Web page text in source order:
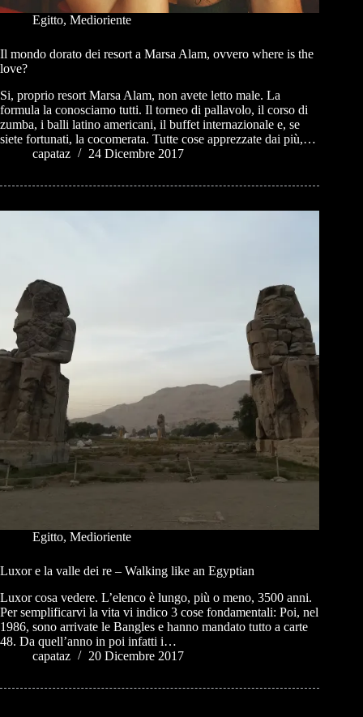
Egitto, Medioriente
Il mondo dorato dei resort a Marsa Alam, ovvero where is the
love?
Si, proprio resort Marsa Alam, non avete letto male. La
formula la conosciamo tutti. Il torneo di pallavolo, il corso di
zumba, i balli latino americani, il buffet internazionale e, se
siete fortunati, la cocomerata. Tutte cose apprezzate dai più,…
capataz
24 Dicembre 2017
Egitto, Medioriente
Luxor e la valle dei re – Walking like an Egyptian
Luxor cosa vedere. L’elenco è lungo, più o meno, 3500 anni.
Per semplificarvi la vita vi indico 3 cose fondamentali: Poi, nel
1986, sono arrivate le Bangles e hanno mandato tutto a carte
48. Da quell’anno in poi infatti i…
capataz
20 Dicembre 2017